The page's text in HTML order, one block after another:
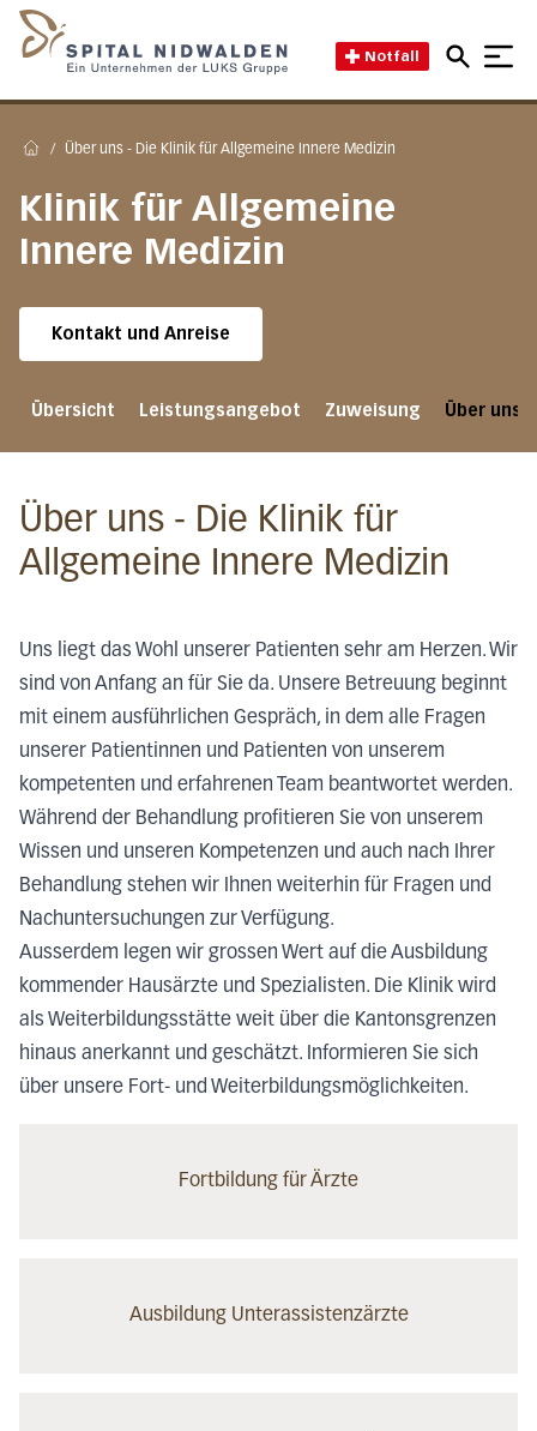
Notfall
/ Über uns - Die Klinik für Allgemeine Innere Medizin
Klinik für Allgemeine
Innere Medizin
Kontakt und Anreise
Übersicht Leistungsangebot Zuweisung Über uns
Über uns - Die Klinik für
Allgemeine Innere Medizin
Uns liegt das Wohl unserer Patienten sehr am Herzen. Wir
sind von Anfang an für Sie da. Unsere Betreuung beginnt
mit einem ausführlichen Gespräch, in dem alle Fragen
unserer Patientinnen und Patienten von unserem
kompetenten und erfahrenen Team beantwortet werden.
Während der Behandlung profitieren Sie von unserem
Wissen und unseren Kompetenzen und auch nach Ihrer
Behandlung stehen wir Ihnen weiterhin für Fragen und
Nachuntersuchungen zur Verfügung.
Ausserdem legen wir grossen Wert auf die Ausbildung
kommender Hausärzte und Spezialisten. Die Klinik wird
als Weiterbildungsstätte weit über die Kantonsgrenzen
hinaus anerkannt und geschätzt. Informieren Sie sich
über unsere Fort- und Weiterbildungsmöglichkeiten.
Fortbildung für Ärzte
Ausbildung Unterassistenzärzte